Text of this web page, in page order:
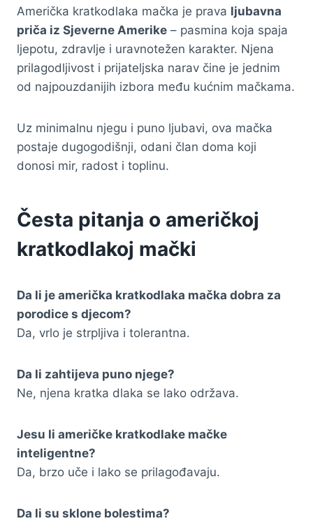
Američka kratkodlaka mačka je prava ljubavna
priča iz Sjeverne Amerike – pasmina koja spaja
ljepotu, zdravlje i uravnotežen karakter. Njena
prilagodljivost i prijateljska narav čine je jednim
od najpouzdanijih izbora među kućnim mačkama.
Uz minimalnu njegu i puno ljubavi, ova mačka
postaje dugogodišnji, odani član doma koji
donosi mir, radost i toplinu.
Česta pitanja o američkoj
kratkodlakoj mački
Da li je američka kratkodlaka mačka dobra za
porodice s djecom?
Da, vrlo je strpljiva i tolerantna.
Da li zahtijeva puno njege?
Ne, njena kratka dlaka se lako održava.
Jesu li američke kratkodlake mačke
inteligentne?
Da, brzo uče i lako se prilagođavaju.
Da li su sklone bolestima?